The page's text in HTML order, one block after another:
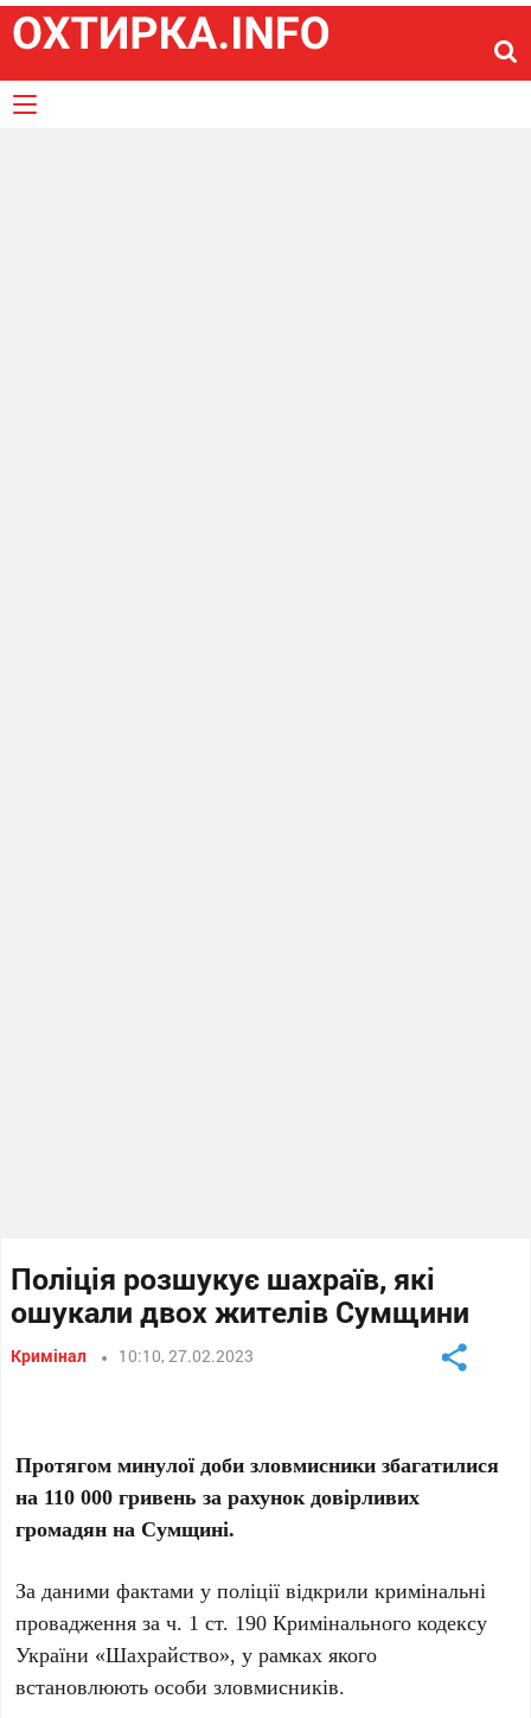
Поліція розшукує шахраїв, які
ошукали двох жителів Сумщини
Кримінал 10:10, 27.02.2023
Протягом минулої доби зловмисники збагатилися
на 110 000 гривень за рахунок довірливих
громадян на Сумщині.
За даними фактами у поліції відкрили кримінальні
провадження за ч. 1 ст. 190 Кримінального кодексу
України «Шахрайство», у рамках якого
встановлюють особи зловмисників.